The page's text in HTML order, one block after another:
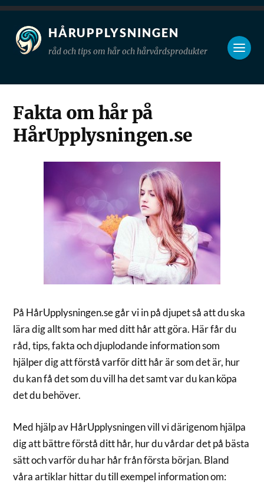
HÅRUPPLYSNINGEN
råd och tips om hår och hårvårdsprodukter
Fakta om hår på
HårUpplysningen.se
På HårUpplysningen.se går vi in på djupet så att du ska
lära dig allt som har med ditt hår att göra. Här får du
råd, tips, fakta och djuplodande information som
hjälper dig att förstå varför ditt hår är som det är, hur
du kan få det som du vill ha det samt var du kan köpa
det du behöver.
Med hjälp av HårUpplysningen vill vi därigenom hjälpa
dig att bättre förstå ditt hår, hur du vårdar det på bästa
sätt och varför du har hår från första början. Bland
våra artiklar hittar du till exempel information om: